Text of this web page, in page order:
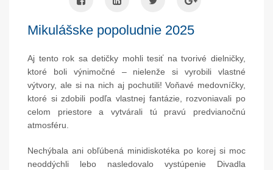
Mikulášske popoludnie 2025
Aj tento rok sa detičky mohli tesiť na tvorivé dielničky,
ktoré boli výnimočné – nielenže si vyrobili vlastné
výtvory, ale si na nich aj pochutili! Voňavé medovníčky,
ktoré si zdobili podľa vlastnej fantázie, rozvoniavali po
celom priestore a vytvárali tú pravú predvianočnú
atmosféru.
Nechýbala ani obľúbená minidiskotéka po korej si moc
neoddýchli lebo nasledovalo vystúpenie Divadla